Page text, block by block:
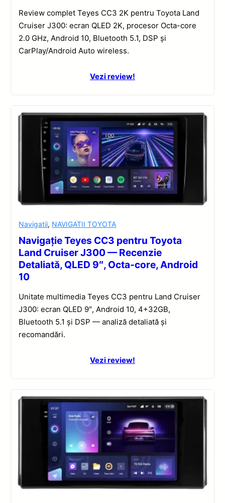
Review complet Teyes CC3 2K pentru Toyota Land
Cruiser J300: ecran QLED 2K, procesor Octa-core
2.0 GHz, Android 10, Bluetooth 5.1, DSP și
CarPlay/Android Auto wireless.
Vezi review!
Navigatii, NAVIGATII TOYOTA
Navigație Teyes CC3 pentru Toyota
Land Cruiser J300 — Recenzie
Detaliată, QLED 9″, Octa-core, Android
10
Unitate multimedia Teyes CC3 pentru Land Cruiser
J300: ecran QLED 9″, Android 10, 4+32GB,
Bluetooth 5.1 și DSP — analiză detaliată și
recomandări.
Vezi review!